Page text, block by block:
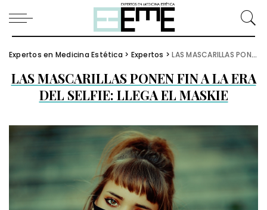
Expertos en Medicina Estética > Expertos >LAS MASCARILLAS PONEN FIN A LA ERA DEL SELFIE: LLEGA EL MASKIE
LAS MASCARILLAS PONEN FIN A LA ERA
DEL SELFIE: LLEGA EL MASKIE